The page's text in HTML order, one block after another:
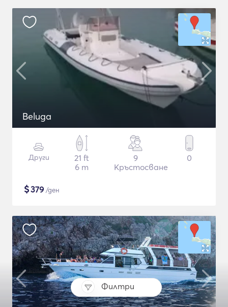
Филтри
Beluga
Други
21 ft
6 m
9
Кръстосване
0
$379 /ден